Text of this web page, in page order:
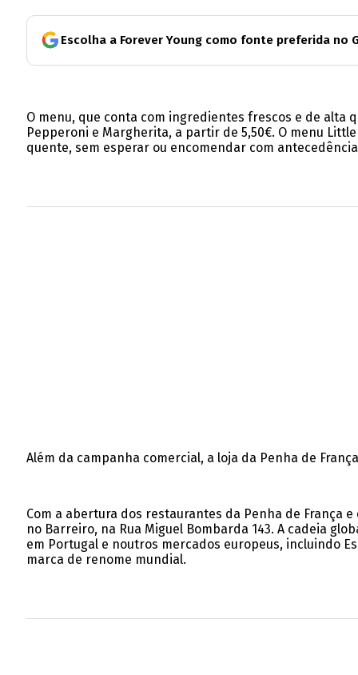
Escolha a Forever Young como fonte preferida no
O menu, que conta com ingredientes frescos e de alta
Pepperoni e Margherita, a partir de 5,50€. O menu
quente, sem esperar ou encomendar com
Além da campanha comercial, a loja da Penha de
Com a abertura dos restaurantes da Penha de França
no Barreiro, na Rua Miguel Bombarda 143. A cadeia
em Portugal e noutros mercados europeus, incluindo
marca de renome mundial.